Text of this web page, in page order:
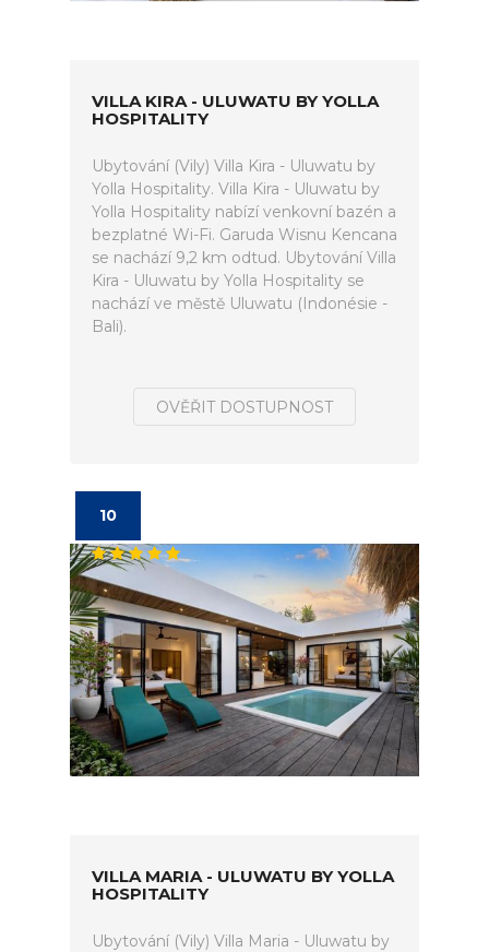
VILLA KIRA - ULUWATU BY YOLLA
HOSPITALITY
Ubytování (Vily) Villa Kira - Uluwatu by
Yolla Hospitality. Villa Kira - Uluwatu by
Yolla Hospitality nabízí venkovní bazén a
bezplatné Wi-Fi. Garuda Wisnu Kencana
se nachází 9,2 km odtud. Ubytování Villa
Kira - Uluwatu by Yolla Hospitality se
nachází ve městě Uluwatu (Indonésie -
Bali).
OVĚŘIT DOSTUPNOST
10
VILLA MARIA - ULUWATU BY YOLLA
HOSPITALITY
Ubytování (Vily) Villa Maria - Uluwatu by